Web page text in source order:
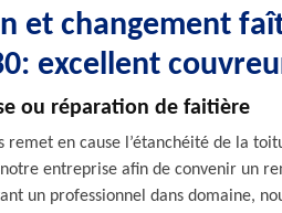
et changement
excellent
ou réparation de faitière
remet en cause l’étanchéité de la
entreprise afin de convenir un
un professionnel dans domaine,